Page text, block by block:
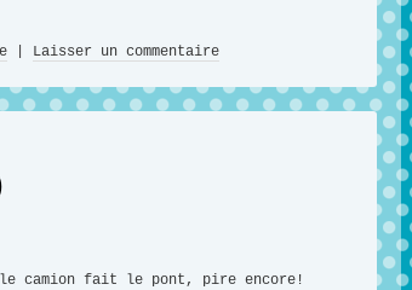
Laisser un commentaire
camion fait le pont, pire encore!